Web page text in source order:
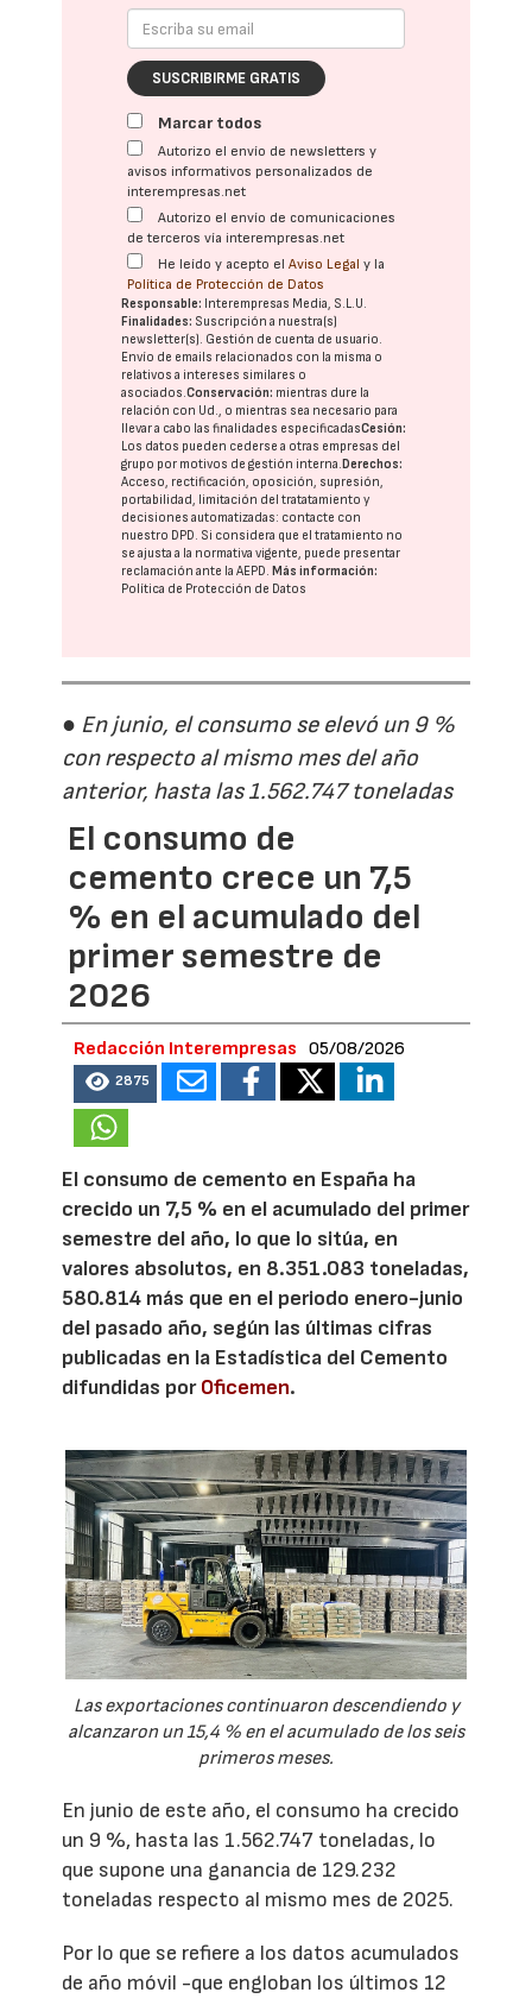
SUSCRIBIRME GRATIS
Marcar todos
Autorizo el envío de newsletters y
avisos informativos personalizados de
interempresas.net
Autorizo el envío de comunicaciones
de terceros vía interempresas.net
He leído y acepto elAviso Legal y la
Política de Protección de Datos
Responsable: Interempresas Media, S.L.U.
Finalidades: Suscripción a nuestra(s)
newsletter(s). Gestión de cuenta de usuario.
Envío de emails relacionados con la misma o
relativos a intereses similares o
asociados.Conservación: mientras dure la
relación con Ud., o mientras sea necesario para
llevar a cabo las finalidades especificadasCesión:
Los datos pueden cederse a otras empresas del
grupo por motivos de gestión interna. Derechos:
Acceso, rectificación, oposición, supresión,
portabilidad, limitación del tratatamiento y
decisiones automatizadas: contacte con
nuestro DPD. Si considera que el tratamiento no
se ajusta a la normativa vigente, puede presentar
reclamación ante laAEPD. Más información:
Política de Protección de Datos
● En junio, el consumo se elevó un 9 %
con respecto al mismo mes del año
anterior, hasta las 1.562.747 toneladas
El consumo de
cemento crece un 7,5
% en el acumulado del
primer semestre de
2026
Redacción Interempresas 05/08/2026
2875
El consumo de cemento en España ha
crecido un 7,5 % en el acumulado del primer
semestre del año, lo que lo sitúa, en
valores absolutos, en 8.351.083 toneladas,
580.814 más que en el periodo enero-junio
del pasado año, según las últimas cifras
publicadas en la Estadística del Cemento
difundidas porOficemen.
Las exportaciones continuaron descendiendo y
alcanzaron un 15,4 % en el acumulado de los seis
primeros meses.
En junio de este año, el consumo ha crecido
un 9 %, hasta las 1.562.747 toneladas, lo
que supone una ganancia de 129.232
toneladas respecto al mismo mes de 2025.
Por lo que se refiere a los datos acumulados
de año móvil -que engloban los últimos 12